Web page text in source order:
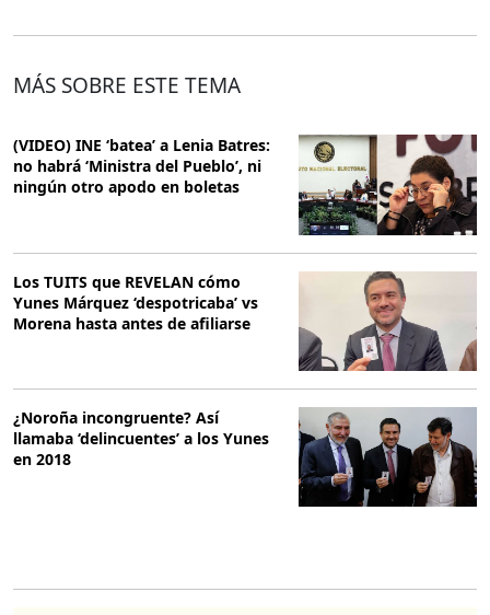
MÁS SOBRE ESTE TEMA
(VIDEO) INE ‘batea’ a Lenia Batres:
no habrá ‘Ministra del Pueblo’, ni
ningún otro apodo en boletas
Los TUITS que REVELAN cómo
Yunes Márquez ‘despotricaba’ vs
Morena hasta antes de afiliarse
¿Noroña incongruente? Así
llamaba ‘delincuentes’ a los Yunes
en 2018